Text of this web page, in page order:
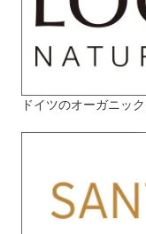
ドイツのオーガニッ